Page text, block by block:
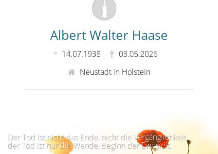
Albert Walter Haase
14.07.1938
03.05.2026
Neustadt in Holstein
Der Tod ist nicht das Ende, nicht die Vergänglichkeit,
der Tod ist nur die Wende, Beginn der Ewigkeit.